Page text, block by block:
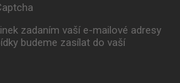
zadaním vaší e-mailové adresy
budeme zasílat do vaší